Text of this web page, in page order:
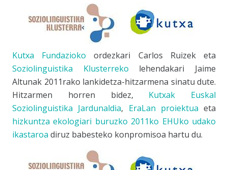
Kutxa Fundazioko ordezkari Carlos Ruizek eta
Soziolinguistika Klusterreko lehendakari Jaime
Altunak 2011rako lankidetza-hitzarmena sinatu dute.
Hitzarmen horren bidez, Kutxak
Euskal
Soziolinguistika Jardunaldia, EraLan proiektua eta
hizkuntza ekologiari buruzko 2011ko EHUko udako
ikastaroa diruz babesteko konpromisoa hartu du.